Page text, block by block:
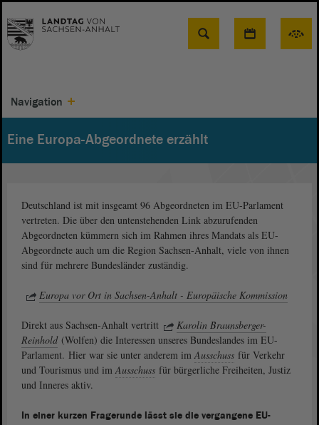
Suche
Navigation
Eine Europa-Abgeordnete erzählt
Deutschland ist mit insgeamt 96 Abgeordneten im EU-Parlament
vertreten. Die über den untenstehenden Link abzurufenden
Abgeordneten kümmern sich im Rahmen ihres Mandats als EU-
Abgeordnete auch um die Region Sachsen-Anhalt, viele von ihnen
sind für mehrere Bundesländer zuständig.
Europa vor Ort in Sachsen-Anhalt - Europäische Kommission
Direkt aus Sachsen-Anhalt vertritt
Karolin Braunsberger-
Reinhold (Wolfen) die Interessen unseres Bundeslandes im EU-
Parlament. Hier war sie unter anderem imAusschuss für Verkehr
und Tourismus und imAusschuss für bürgerliche Freiheiten, Justiz
und Inneres aktiv.
In einer kurzen Fragerunde lässt sie die vergangene EU-